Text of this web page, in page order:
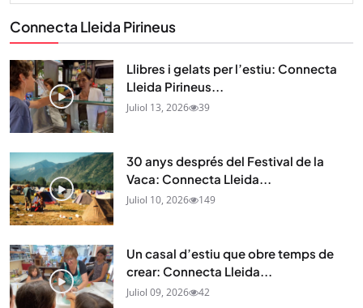
Connecta Lleida Pirineus
Llibres i gelats per l’estiu: Connecta
Lleida Pirineus...
Juliol 13, 2026 39
30 anys després del Festival de la
Vaca: Connecta Lleida...
Juliol 10, 2026 149
Un casal d’estiu que obre temps de
crear: Connecta Lleida...
Juliol 09, 2026 42